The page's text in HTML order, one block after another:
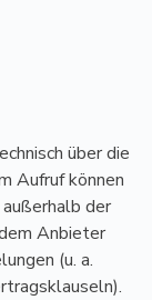
über die
Aufruf können
der
Anbieter
(u. a.